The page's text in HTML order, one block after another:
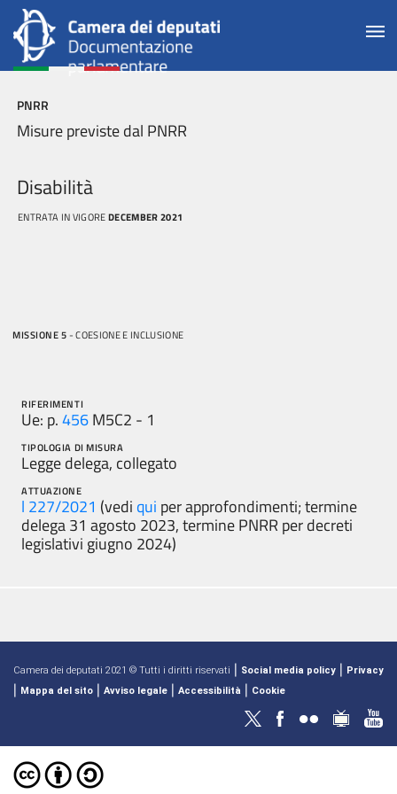
PNRR
Misure previste dal PNRR
Disabilità
ENTRATA IN VIGOREDECEMBER 2021
MISSIONE 5 - COESIONE E INCLUSIONE
RIFERIMENTI
Ue: p.456M5C2 - 1
TIPOLOGIA DI MISURA
Legge delega, collegato
ATTUAZIONE
l 227/2021 (vedi qui per approfondimenti; termine
delega 31 agosto 2023, termine PNRR per decreti
legislativi giugno 2024)
Camera dei deputati 2021 © Tutti i diritti riservati | Social media policy | Privacy
| Mappa del sito | Avviso legale | Accessibilità | Cookie